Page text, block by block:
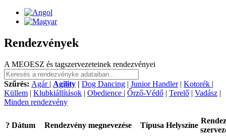
Rendezvények
A MEOESZ és tagszervezeteinek rendezvényei
Szűrés: Agár | Agility | Dog Dancing | Junior Handler| Kotorék |
Küllem | Klubkiállítások | Obedience | Őrző-Védő | Terelő | Vadász |
Minden rendezvény
? Dátum Rendezvény megnevezése Típusa Helyszíne